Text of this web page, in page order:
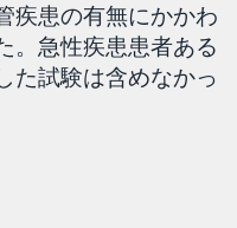
疾患の有無にかかわ
。急性疾患患者ある
た試験は含めなかっ